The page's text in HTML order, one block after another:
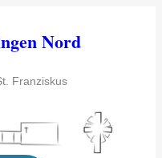
Nord
Franziskus